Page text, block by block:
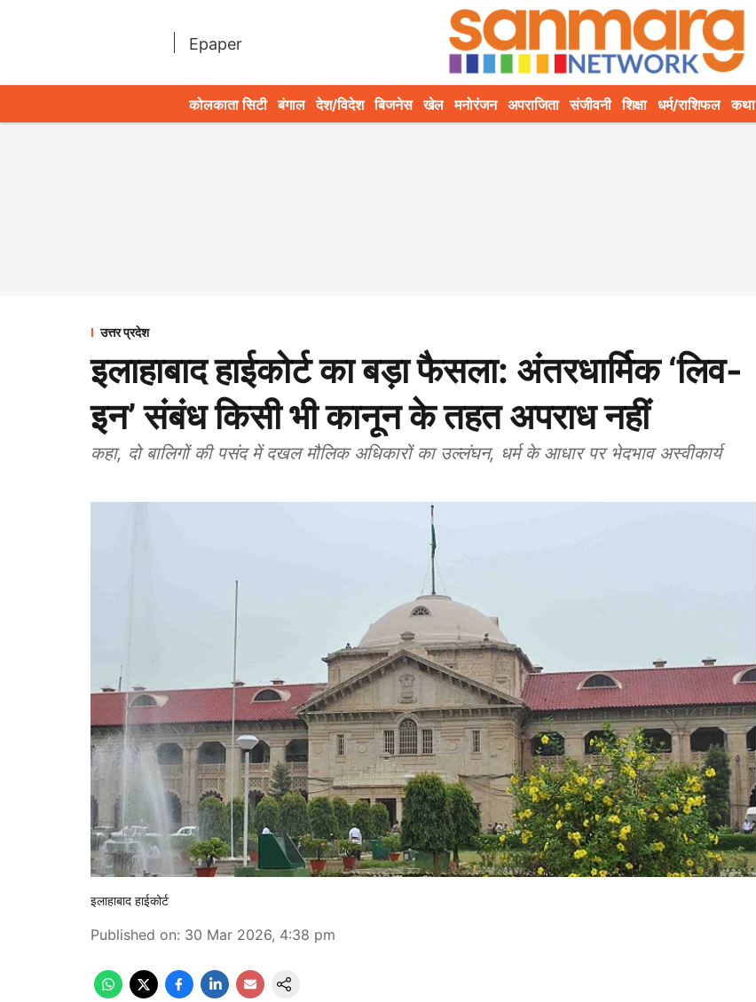
Epaper
कोलकाता सिटी बंगाल देश/विदेश बिजनेस खेल मनोरंजन अपराजिता संजीवनी शिक्षा धर्म/राशिफल कथा
उत्तर प्रदेश
इलाहाबाद हाईकोर्ट का बड़ा फैसला: अंतरधार्मिक ‘लिव-
इन’ संबंध किसी भी कानून के तहत अपराध नहीं
कहा, दो बालिगों की पसंद में दखल मौलिक अधिकारों का उल्लंघन, धर्म के आधार पर भेदभाव अस्वीकार्य
इलाहाबाद हाईकोर्ट
Published on: 30 Mar 2026, 4:38 pm